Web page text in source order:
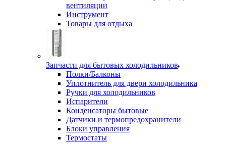
вентиляции
Инструмент
Товары для отдыха
Запчасти для бытовых холодильников
Полки/Балконы
Уплотнитель для двери холодильника
Ручки для холодильников
Испарители
Конденсаторы бытовые
Датчики и термопредохранители
Блоки управления
Термостаты